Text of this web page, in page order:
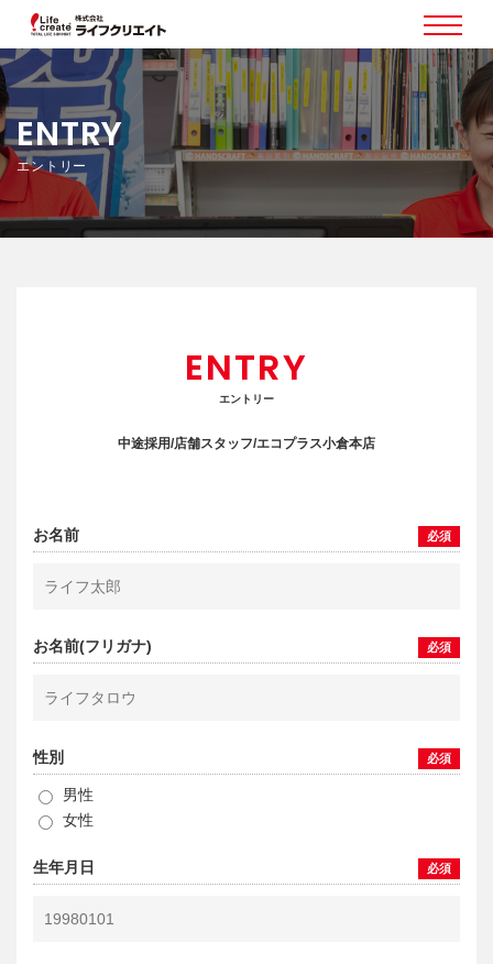
ENTRY
エントリー
ENTRY
エントリー
中途採用/店舗スタッフ/エコプラス小倉本店
お名前 必須
お名前(フリガナ) 必須
性別 必須
男性
女性
生年月日 必須